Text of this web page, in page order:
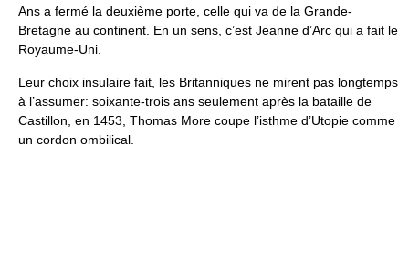
Ans a fermé la deuxième porte, celle qui va de la Grande-
Bretagne au continent. En un sens, c’est Jeanne d’Arc qui a fait le
Royaume-Uni.
Leur choix insulaire fait, les Britanniques ne mirent pas longtemps
à l’assumer: soixante-trois ans seulement après la bataille de
Castillon, en 1453, Thomas More coupe l’isthme d’Utopie comme
un cordon ombilical.